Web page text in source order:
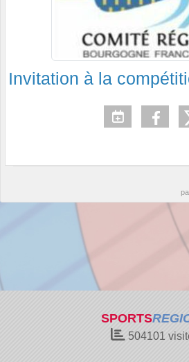
Invitation à la
SPORTS
504101